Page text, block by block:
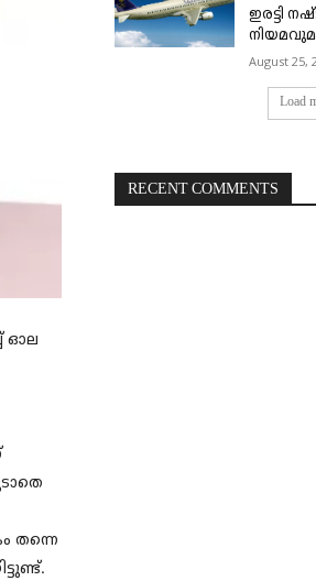
ഓല
തന്നെ
ഇരട്ടി
August 25,
Load
RECENT COMMENTS